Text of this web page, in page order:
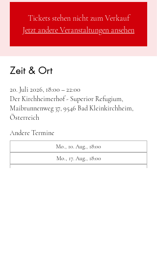
Tickets stehen nicht zum Verkauf
Jetzt andere Veranstaltungen ansehen
Zeit & Ort
20. Juli 2026, 18:00 – 22:00
Der Kirchheimerhof - Superior Refugium,
Maibrunnenweg 37, 9546 Bad Kleinkirchheim,
Österreich
Andere Termine
Mo., 10. Aug., 18:00
Mo., 17. Aug., 18:00